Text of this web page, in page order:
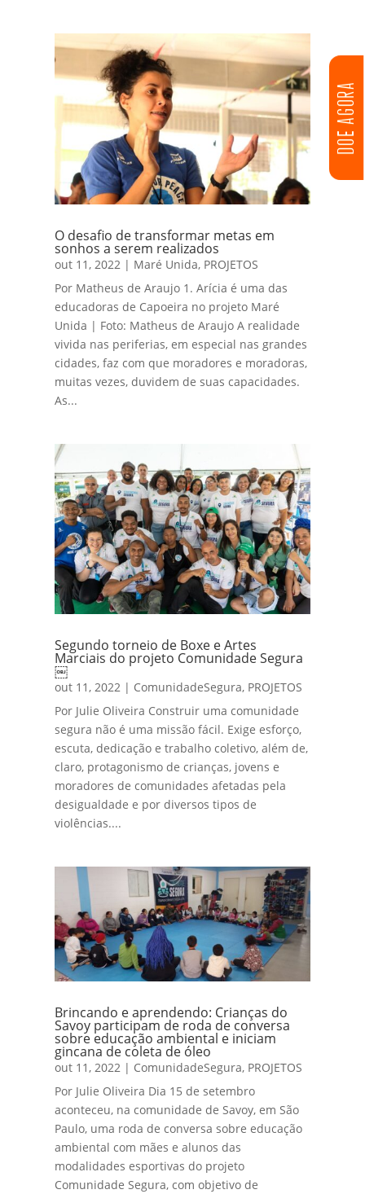
DOE AGORA
O desafio de transformar metas em
sonhos a serem realizados
out 11, 2022 | Maré Unida, PROJETOS
Por Matheus de Araujo 1. Arícia é uma das
educadoras de Capoeira no projeto Maré
Unida | Foto: Matheus de Araujo A realidade
vivida nas periferias, em especial nas grandes
cidades, faz com que moradores e moradoras,
muitas vezes, duvidem de suas capacidades.
As...
Segundo torneio de Boxe e Artes
Marciais do projeto Comunidade Segura
￼
out 11, 2022 | ComunidadeSegura, PROJETOS
Por Julie Oliveira Construir uma comunidade
segura não é uma missão fácil. Exige esforço,
escuta, dedicação e trabalho coletivo, além de,
claro, protagonismo de crianças, jovens e
moradores de comunidades afetadas pela
desigualdade e por diversos tipos de
violências....
Brincando e aprendendo: Crianças do
Savoy participam de roda de conversa
sobre educação ambiental e iniciam
gincana de coleta de óleo
out 11, 2022 | ComunidadeSegura, PROJETOS
Por Julie Oliveira Dia 15 de setembro
aconteceu, na comunidade de Savoy, em São
Paulo, uma roda de conversa sobre educação
ambiental com mães e alunos das
modalidades esportivas do projeto
Comunidade Segura, com objetivo de